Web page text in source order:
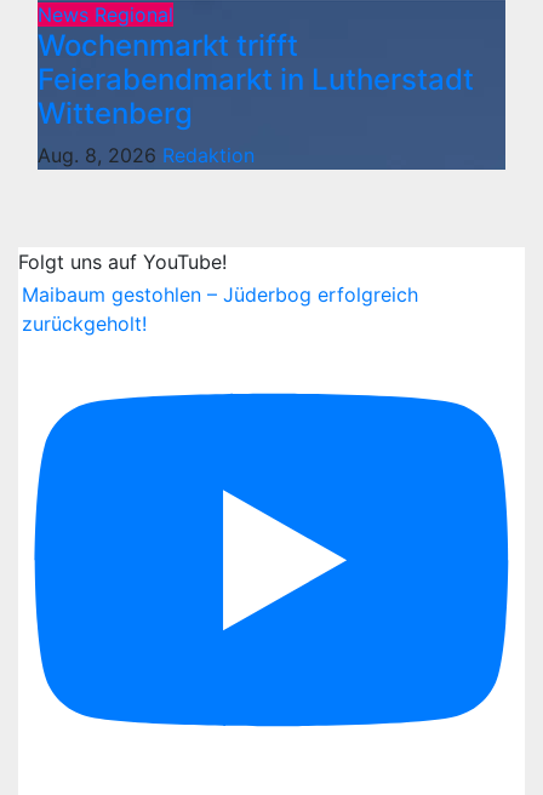
News Regional
Wochenmarkt trifft
Feierabendmarkt in Lutherstadt
Wittenberg
Aug. 8, 2026 Redaktion
Folgt uns auf YouTube!
Maibaum gestohlen – Jüderbog erfolgreich
zurückgeholt!